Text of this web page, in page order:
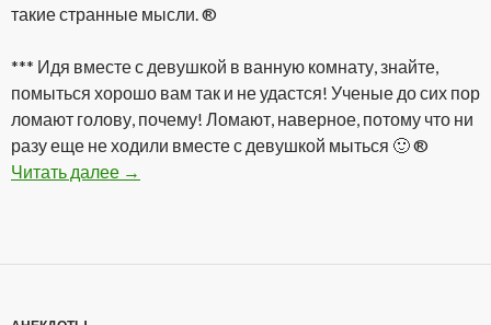
такие странные мысли. ®
*** Идя вместе с девушкой в ванную комнату, знайте,
помыться хорошо вам так и не удастся! Ученые до сих пор
ломают голову, почему! Ломают, наверное, потому что ни
разу еще не ходили вместе с девушкой мыться 🙂 ®
Читать далее Подборка анекдотов от Go®oD
→